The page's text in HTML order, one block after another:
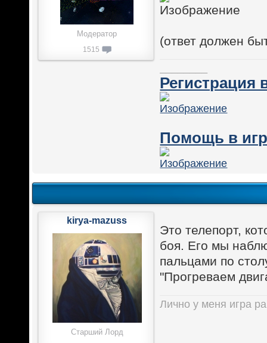
(ответ должен
Регистрация
Помощь в
Модератор
1515
Это телепорт,
боя. Его мы
пальцами по
"Прогреваем
Лично у меня игра
kirya-mazuss
Старший Лорд